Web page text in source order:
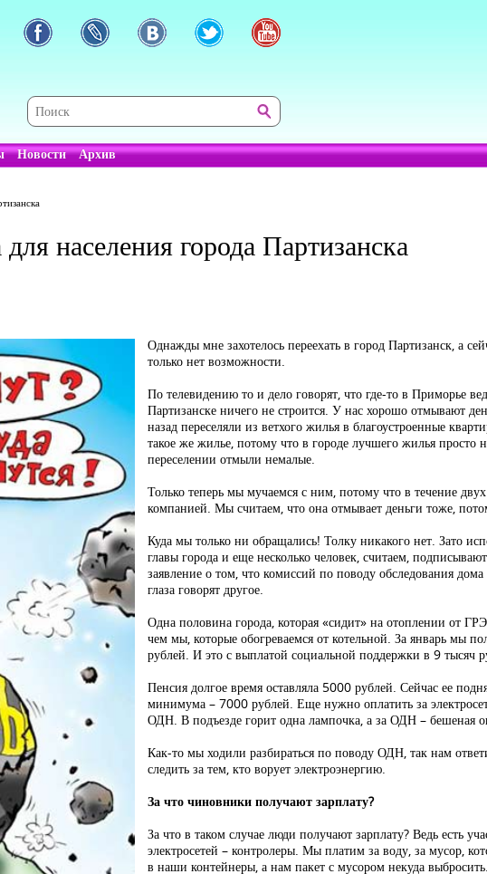
Новости Архив
населения города Партизанска
Однажды мне захотелось переехать в город Партизанск, а
только нет возможности.
По телевидению то и дело говорят, что где-то в Приморье
Партизанске ничего не строится. У нас хорошо отмывают
назад переселяли из ветхого жилья в благоустроенные
такое же жилье, потому что в городе лучшего жилья просто
переселении отмыли немалые.
Только теперь мы мучаемся с ним, потому что в течение
компанией. Мы считаем, что она отмывает деньги тоже,
Куда мы только ни обращались! Толку никакого нет. Зато
главы города и еще несколько человек, считаем,
заявление о том, что комиссий по поводу обследования
глаза говорят другое.
Одна половина города, которая «сидит» на отоплении от
чем мы, которые обогреваемся от котельной. За январь мы
рублей. И это с выплатой социальной поддержки в 9 тысяч
Пенсия долгое время оставляла 5000 рублей. Сейчас ее
минимума – 7000 рублей. Еще нужно оплатить за
ОДН. В подъезде горит одна лампочка, а за ОДН – бешеная
Как-то мы ходили разбираться по поводу ОДН, так нам
следить за тем, кто ворует электроэнергию.
За что чиновники получают зарплату?
За что в таком случае люди получают зарплату? Ведь есть
электросетей – контролеры. Мы платим за воду, за мусор,
в наши контейнеры, а нам пакет с мусором некуда выбросить.